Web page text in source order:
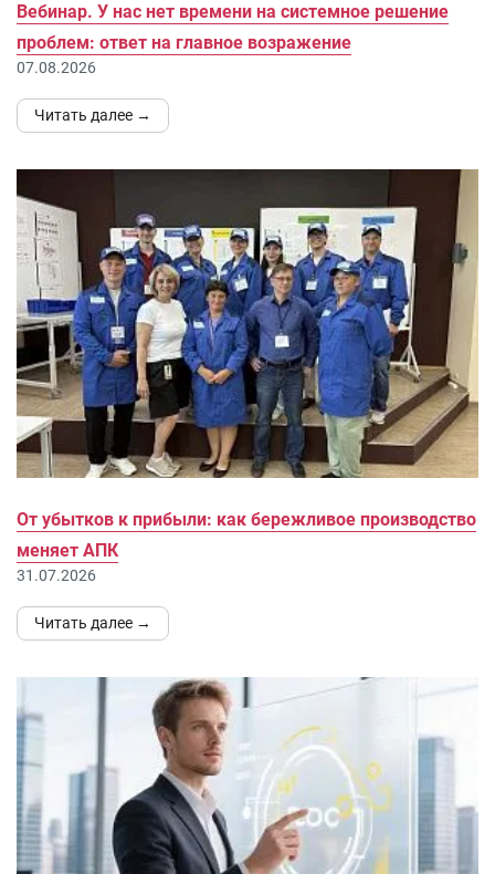
Вебинар. У нас нет времени на системное решение
проблем: ответ на главное возражение
07.08.2026
Читать далее →
От убытков к прибыли: как бережливое производство
меняет АПК
31.07.2026
Читать далее →